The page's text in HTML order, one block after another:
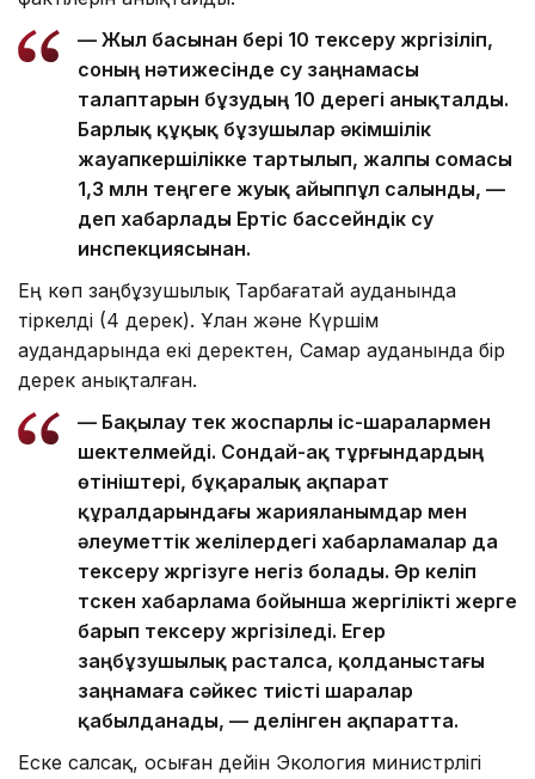
— Жыл басынан бері 10 тексеру жүргізіліп,
соның нәтижесінде су заңнамасы
талаптарын бұзудың 10 дерегі анықталды.
Барлық құқық бұзушылар әкімшілік
жауапкершілікке тартылып, жалпы сомасы
1,3 млн теңгеге жуық айыппұл салынды, —
деп хабарлады Ертіс бассейндік су
инспекциясынан.
Ең көп заңбұзушылық Тарбағатай ауданында
тіркелді (4 дерек). Ұлан және Күршім
аудандарында екі деректен, Самар ауданында бір
дерек анықталған.
— Бақылау тек жоспарлы іс-шаралармен
шектелмейді. Сондай-ақ тұрғындардың
өтініштері, бұқаралық ақпарат
құралдарындағы жарияланымдар мен
әлеуметтік желілердегі хабарламалар да
тексеру жүргізуге негіз болады. Әр келіп
түскен хабарлама бойынша жергілікті жерге
барып тексеру жүргізіледі. Егер
заңбұзушылық расталса, қолданыстағы
заңнамаға сәйкес тиісті шаралар
қабылданады, — делінген ақпаратта.
Еске салсақ, осыған дейін Экология министрлігі